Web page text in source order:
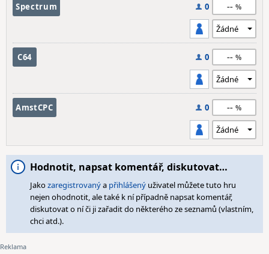
Spectrum 0 --
C64 0 --
AmstCPC 0 --
Hodnotit, napsat komentář, diskutovat…
Jakozaregistrovanýa přihlášený uživatel můžete tuto hru
nejen ohodnotit, ale také k ní případně napsat komentář,
diskutovat o ní či ji zařadit do některého ze seznamů (vlastním,
chci atd.).